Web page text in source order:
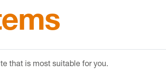
that is most suitable for you.